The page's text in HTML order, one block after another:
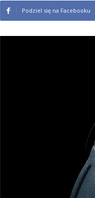
Podziel się na Facebooku